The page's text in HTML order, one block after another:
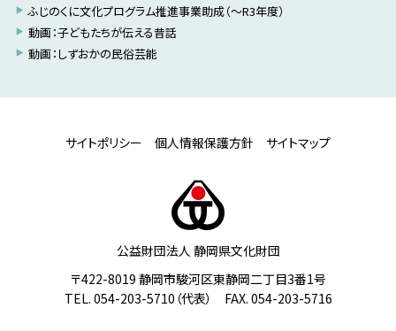
ふじのくに文化プログラム推進事業助成（～R3年度）
動画：子どもたちが伝える昔話
動画：しずおかの民俗芸能
サイトポリシー 個人情報保護方針 サイトマップ
公益財団法人 静岡県文化財団
〒422-8019 静岡市駿河区東静岡二丁目3番1号
TEL. 054-203-5710（代表） FAX. 054-203-5716